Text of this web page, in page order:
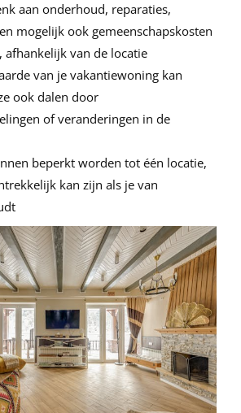
aan onderhoud, reparaties,
mogelijk ook gemeenschapskosten
afhankelijk van de locatie
van je vakantiewoning kan
ook dalen door
of veranderingen in de
beperkt worden tot één locatie,
kan zijn als je van